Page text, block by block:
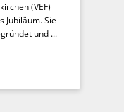
(VEF)
Jubiläum. Sie
und ...